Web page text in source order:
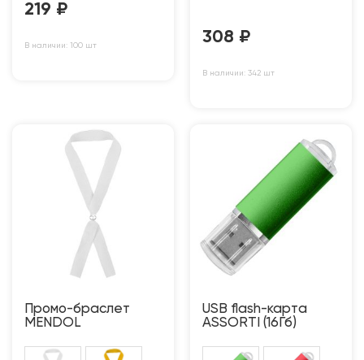
219 ₽
В наличии: 100 шт 308 ₽
В наличии: 342 шт
Промо-браслет
MENDOL
USB flash-карта
ASSORTI (16Гб)